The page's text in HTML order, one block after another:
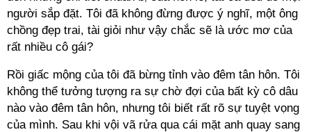
người sắp đặt. Tôi đã không đừng được ý nghĩ, một ông
chồng đẹp trai, tài giỏi như vậy chắc sẽ là ước mơ của
rất nhiều cô gái?
Rồi giấc mộng của tôi đã bừng tỉnh vào đêm tân hôn. Tôi
không thể tưởng tượng ra sự chờ đợi của bất kỳ cô dâu
nào vào đêm tân hôn, nhưng tôi biết rất rõ sự tuyệt vọng
của mình. Sau khi vội vã rửa qua cái mặt anh quay sang